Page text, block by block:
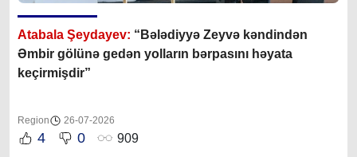
Atabala Şeydayev: “Bələdiyyə Zeyvə kəndindən
Əmbir gölünə gedən yolların bərpasını həyata
keçirmişdir”
Region 26-07-2026
4 0 909